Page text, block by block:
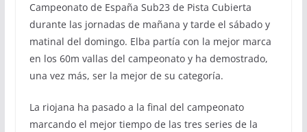
Campeonato de España Sub23 de Pista Cubierta
durante las jornadas de mañana y tarde el sábado y
matinal del domingo. Elba partía con la mejor marca
en los 60m vallas del campeonato y ha demostrado,
una vez más, ser la mejor de su categoría.
La riojana ha pasado a la final del campeonato
marcando el mejor tiempo de las tres series de la